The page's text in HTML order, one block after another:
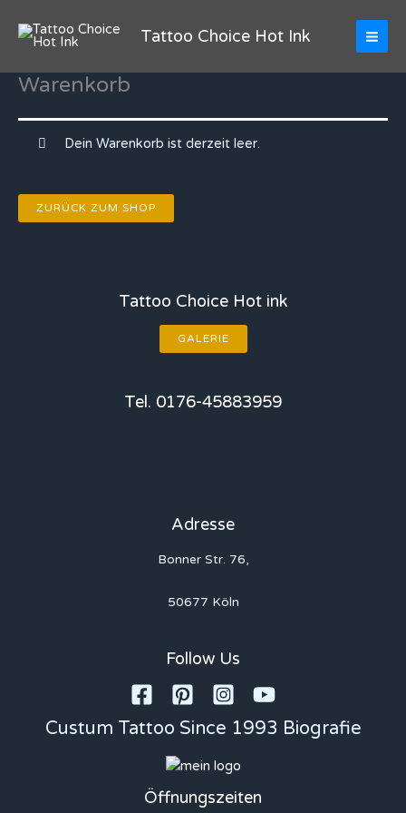
Inhalt
springen
Tattoo Choice Hot Ink
Warenkorb
Dein Warenkorb ist derzeit leer.
ZURÜCK ZUM SHOP
Tattoo Choice Hot ink
GALERIE
Tel. 0176-45883959
Adresse
Bonner Str. 76,
50677 Köln
Follow Us
Custum Tattoo Since 1993 Biografie
Öffnungszeiten